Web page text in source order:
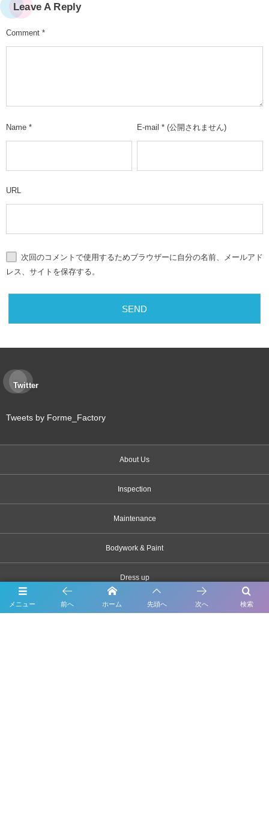
Leave A Reply
Comment *
Name * E-mail * (公開されません)
URL
次回のコメントで使用するためブラウザーに自分の名前、メールアド
レス、サイトを保存する。
Twitter
Tweets by Forme_Factory
About Us
Inspection
Maintenance
Bodywork & Paint
Dress up
Body coating
メニュー 検索
前へ ホーム 先頭へ 次へ